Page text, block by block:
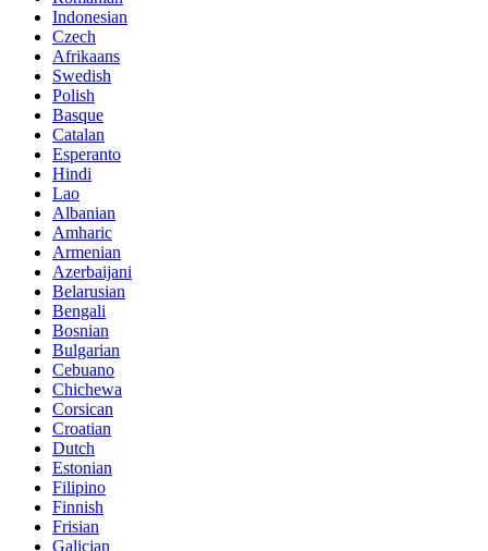
Indonesian
Czech
Afrikaans
Swedish
Polish
Basque
Catalan
Esperanto
Hindi
Lao
Albanian
Amharic
Armenian
Azerbaijani
Belarusian
Bengali
Bosnian
Bulgarian
Cebuano
Chichewa
Corsican
Croatian
Dutch
Estonian
Filipino
Finnish
Frisian
Galician